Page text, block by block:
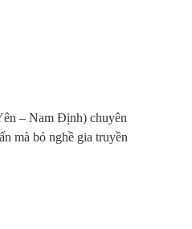
– Nam Định) chuyên
mà bỏ nghề gia truyền